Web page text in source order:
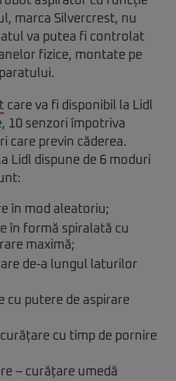
marca Silvercrest, nu
va putea fi controlat
fizice, montate pe
care va fi disponibil la Lidl
10 senzori împotriva
care previn căderea.
Lidl dispune de 6 moduri
în mod aleatoriu;
în formă spiralată cu
maximă;
de-a lungul laturilor
cu putere de aspirare
cu timp de pornire
– curățare umedă